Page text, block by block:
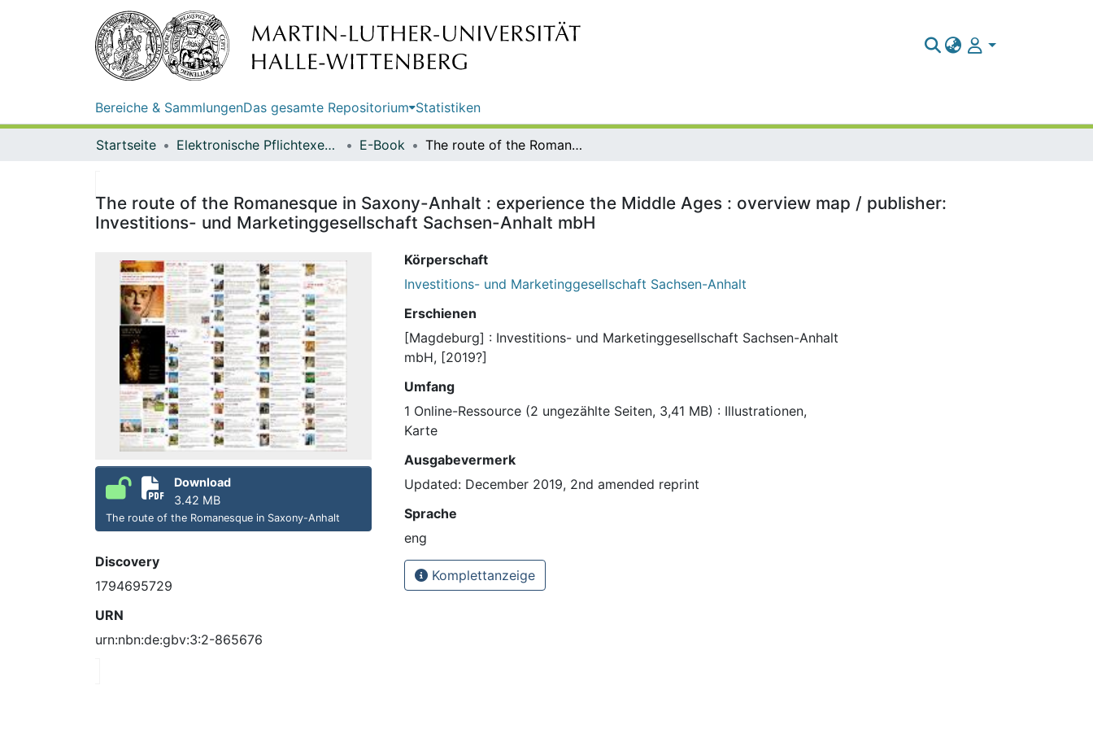
Bereiche & SammlungenDas gesamte Repositorium Statistiken
Startseite Elektronische Pflichtexemplare E-Book The route of the Romanesque in Saxony-Anhalt : experience the Middle Ages : overview map / publisher: Investitions- und Marketinggesellschaft Sachsen-Anhalt mbH
The route of the Romanesque in Saxony-Anhalt : experience the Middle Ages : overview map / publisher:
Investitions- und Marketinggesellschaft Sachsen-Anhalt mbH
Download
3.42 MB
The route of the Romanesque in Saxony-Anhalt
Discovery
1794695729
URN
urn:nbn:de:gbv:3:2-865676
Körperschaft
Investitions- und Marketinggesellschaft Sachsen-Anhalt
Erschienen
[Magdeburg] : Investitions- und Marketinggesellschaft Sachsen-Anhalt
mbH, [2019?]
Umfang
1 Online-Ressource (2 ungezählte Seiten, 3,41 MB) : Illustrationen,
Karte
Ausgabevermerk
Updated: December 2019, 2nd amended reprint
Sprache
eng
Komplettanzeige